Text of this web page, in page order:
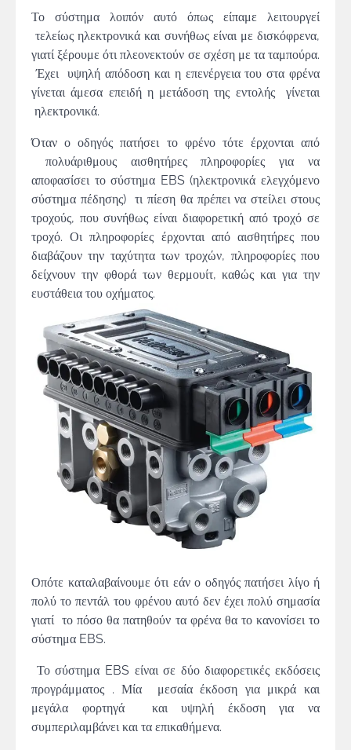
Το σύστημα λοιπόν αυτό όπως είπαμε λειτουργεί
τελείως ηλεκτρονικά και συνήθως είναι με δισκόφρενα,
γιατί ξέρουμε ότι πλεονεκτούν σε σχέση με τα ταμπούρα.
Έχει υψηλή απόδοση και η επενέργεια του στα φρένα
γίνεται άμεσα επειδή η μετάδοση της εντολής γίνεται
ηλεκτρονικά.
Όταν ο οδηγός πατήσει το φρένο τότε έρχονται από
πολυάριθμους αισθητήρες πληροφορίες για να
αποφασίσει το σύστημα EBS (ηλεκτρονικά ελεγχόμενο
σύστημα πέδησης) τι πίεση θα πρέπει να στείλει στους
τροχούς, που συνήθως είναι διαφορετική από τροχό σε
τροχό. Οι πληροφορίες έρχονται από αισθητήρες που
διαβάζουν την ταχύτητα των τροχών, πληροφορίες που
δείχνουν την φθορά των θερμουίτ, καθώς και για την
ευστάθεια του οχήματος.
Οπότε καταλαβαίνουμε ότι εάν ο οδηγός πατήσει λίγο ή
πολύ το πεντάλ του φρένου αυτό δεν έχει πολύ σημασία
γιατί το πόσο θα πατηθούν τα φρένα θα το κανονίσει το
σύστημα EBS.
Το σύστημα EBS είναι σε δύο διαφορετικές εκδόσεις
προγράμματος . Μία μεσαία έκδοση για μικρά και
μεγάλα φορτηγά και υψηλή έκδοση για να
συμπεριλαμβάνει και τα επικαθήμενα.